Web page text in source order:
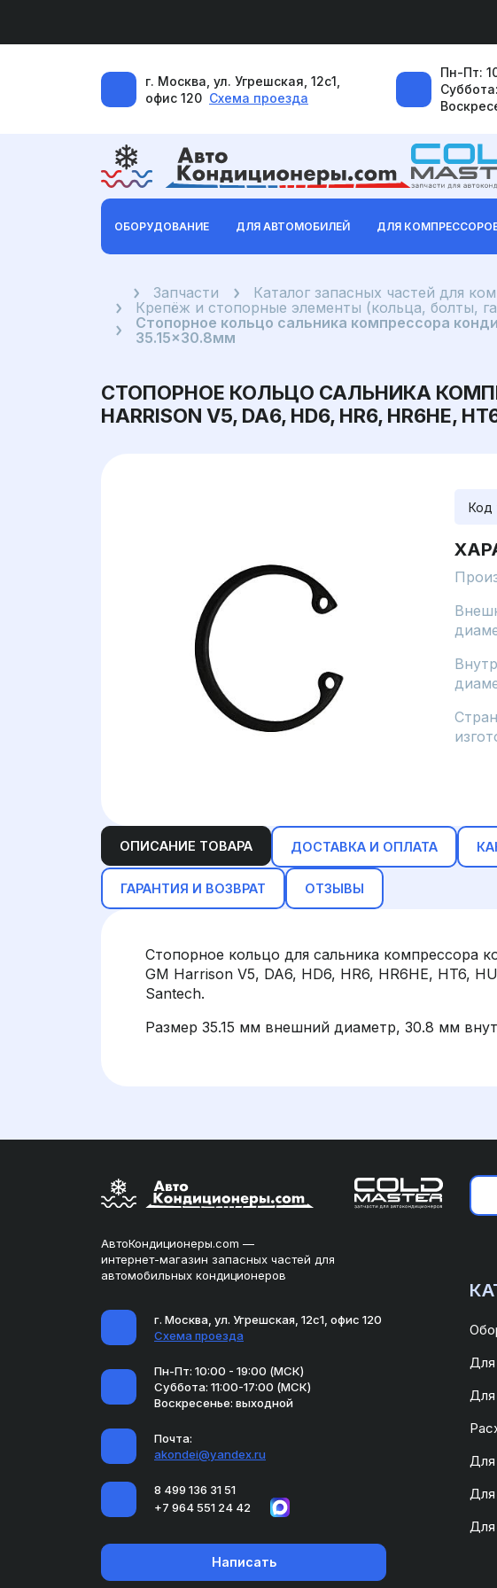
г. Москва, ул. Угрешская, 12с1,
офис 120 Схема проезда
Пн-Пт:
ОБОРУДОВАНИЕ ДЛЯ АВТОМОБИЛЕЙ ДЛЯ
ГлавнаяЗапчасти
Каталог запасных частей для
Крепёж и стопорные элементы (кольца, болты,
Стопорное кольцо сальника компрессора
35.15x30.8мм
СТОПОРНОЕ КОЛЬЦО САЛЬНИКА
HARRISON V5, DA6, HD6, HR6, HR6HE,
Код
ОПИСАНИЕ ТОВАРА ДОСТАВКА И ОПЛАТА
ГАРАНТИЯ И ВОЗВРАТ ОТЗЫВЫ
Стопорное кольцо для сальника компрессора
GM Harrison V5, DA6, HD6, HR6, HR6HE, HT6,
Santech.
Размер 35.15 мм внешний диаметр, 30.8 мм
АвтоКондиционеры.com —
интернет-магазин запасных частей для
автомобильных кондиционеров
г. Москва, ул. Угрешская, 12с1, офис 120
Схема проезда
Пн-Пт: 10:00 - 19:00 (МСК)
Суббота: 11:00-17:00 (МСК)
Воскресенье: выходной
Почта:
akondei@yandex.ru
8 499 136 31 51
+7 964 551 24 42
Написать
Для
Для
Для
Для
Для